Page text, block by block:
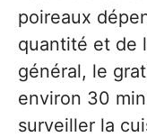
poireaux
quantité et de
général, le
environ 30
surveiller la